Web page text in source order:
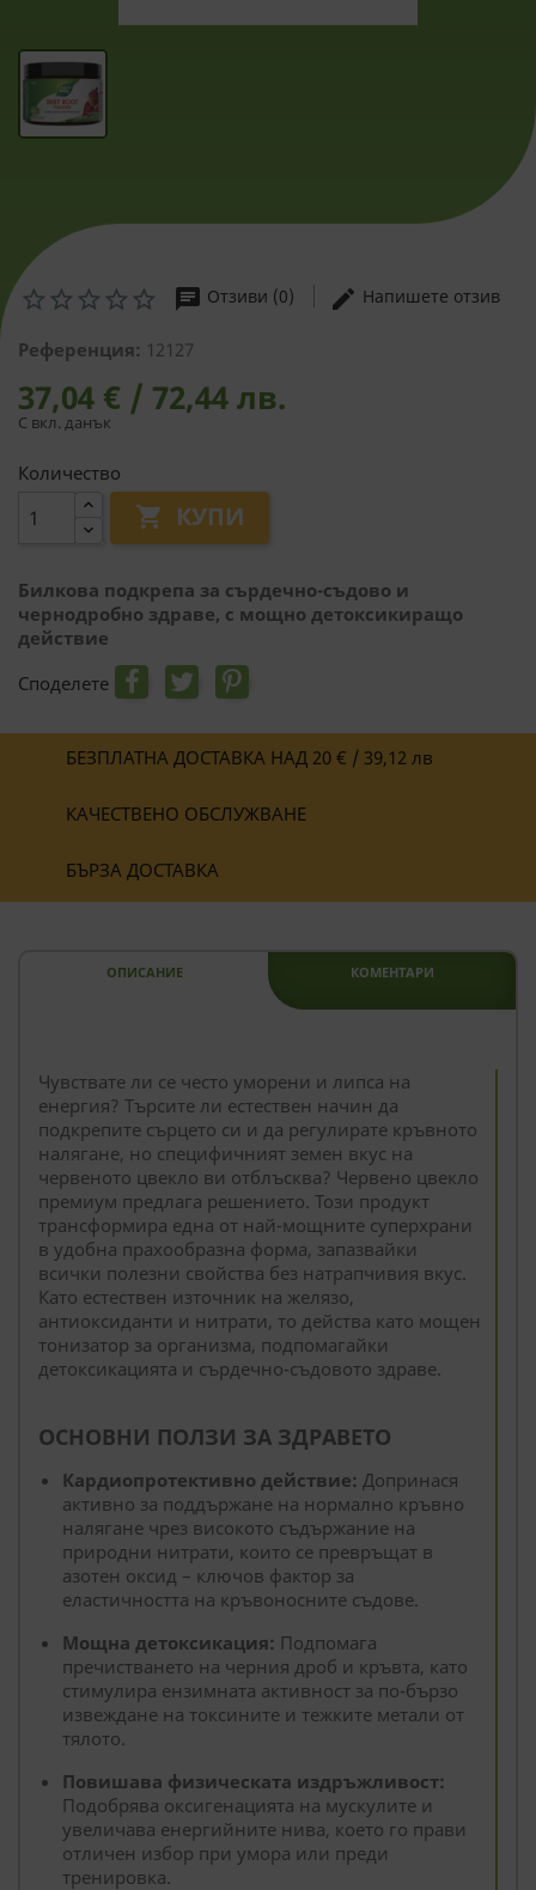
chat Отзиви (0) edit Напишете отзив
Референция: 12127
37,04 € / 72,44 лв.
С вкл. данък
Количество
 КУПИ
Билкова подкрепа за сърдечно-съдово и
чернодробно здраве, с мощно детоксикиращо
действие
Споделете
БЕЗПЛАТНА ДОСТАВКА НАД 20 € / 39,12 лв
КАЧЕСТВЕНО ОБСЛУЖВАНЕ
БЪРЗА ДОСТАВКА
ОПИСАНИЕ КОМЕНТАРИ
Чувствате ли се често уморени и липса на
енергия? Търсите ли естествен начин да
подкрепите сърцето си и да регулирате кръвното
налягане, но специфичният земен вкус на
червеното цвекло ви отблъсква? Червено цвекло
премиум предлага решението. Този продукт
трансформира една от най-мощните суперхрани
в удобна прахообразна форма, запазвайки
всички полезни свойства без натрапчивия вкус.
Като естествен източник на желязо,
антиоксиданти и нитрати, то действа като мощен
тонизатор за организма, подпомагайки
детоксикацията и сърдечно-съдовото здраве.
ОСНОВНИ ПОЛЗИ ЗА ЗДРАВЕТО
Кардиопротективно действие: Допринася
активно за поддържане на нормално кръвно
налягане чрез високото съдържание на
природни нитрати, които се превръщат в
азотен оксид – ключов фактор за
еластичността на кръвоносните съдове.
Мощна детоксикация: Подпомага
пречистването на черния дроб и кръвта, като
стимулира ензимната активност за по-бързо
извеждане на токсините и тежките метали от
тялото.
Повишава физическата издръжливост:
Подобрява оксигенацията на мускулите и
увеличава енергийните нива, което го прави
отличен избор при умора или преди
тренировка.